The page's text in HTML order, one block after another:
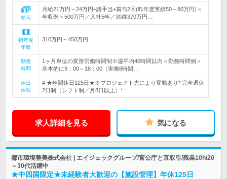
給与
月給21万円～24万円+諸手当+賞与2回(昨年度実績50～80万円)＜
年収例＞500万円／入社5年／30歳370万円…
初年度
年収
310万円～450万円
勤務
時間
1ヶ月単位の変形労働時間制※週平均40時間以内＜勤務時間例＞
基本的に9：00～18：00（実働8時間…
休日
休暇
# ★年間休日125日★※プロジェクト先により変動あり* 完全週休
2日制（シフト制／月8日以上）* …
求人詳細を見る 気になる
都市環境整美株式会社 | エイジェックグループ/官公庁と直取引/残業10h/20
～30代活躍中
★中四国限定★未経験者大歓迎の【施設管理】年休125日